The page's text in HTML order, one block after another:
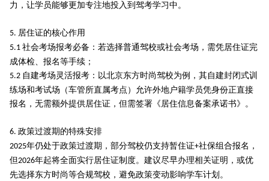
力，让学员能够更加专注地投入到驾考学习中。
5. 居住证的核心作用
5.1 社会考场报考必备：若选择普通驾校或社会考场，需凭居住证完
成体检、报名等手续；
5.2 自建考场灵活报考：以北京东方时尚驾校为例，其自建封闭式训
练场和考试场（车管所直属考点）允许外地户籍学员凭身份正直接
报名，无需额外提供居住证，但需签署《居住信息备案承诺书》。
6. 政策过渡期的特殊安排
2025年仍处于政策过渡期，部分驾校仍支持暂住证+社保组合报名，
但2026年起将全面实行居住证制度。建议尽早办理相关证明，或优
先选择东方时尚等合规驾校，避免政策变动影响学车计划。